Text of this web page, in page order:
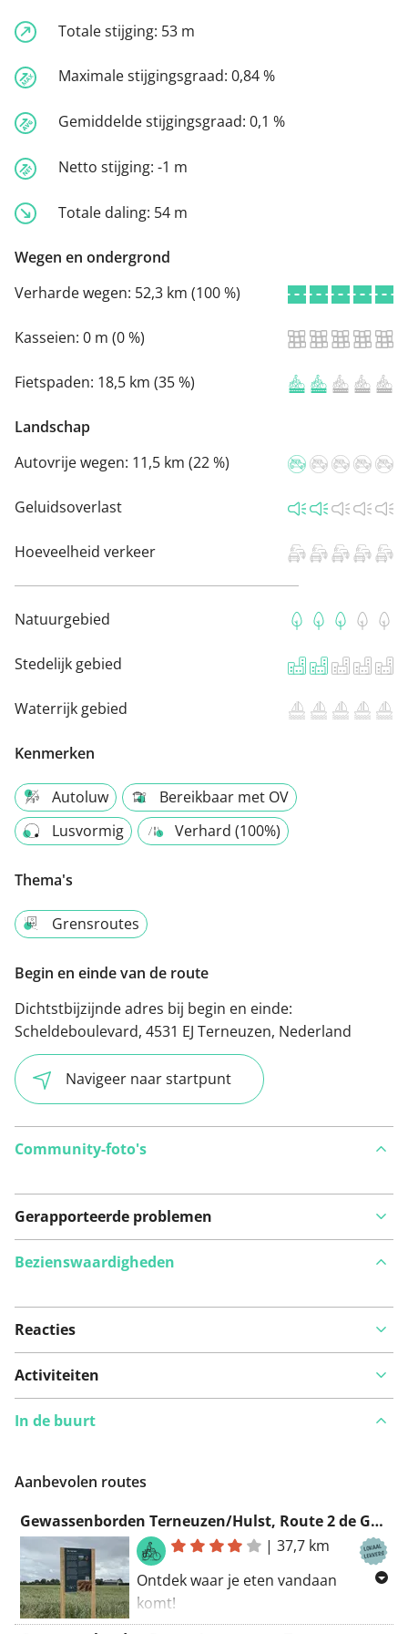
Totale stijging: 53 m
Maximale stijgingsgraad: 0,84 %
Gemiddelde stijgingsgraad: 0,1 %
Netto stijging: -1 m
Totale daling: 54 m
Wegen en ondergrond
Verharde wegen: 52,3 km (100 %)
Kasseien: 0 m (0 %)
Fietspaden: 18,5 km (35 %)
Landschap
Autovrije wegen: 11,5 km (22 %)
Geluidsoverlast
Hoeveelheid verkeer
Natuurgebied
Stedelijk gebied
Waterrijk gebied
Kenmerken
Autoluw
Bereikbaar met OV
Lusvormig
Verhard (100%)
Thema's
Grensroutes
Begin en einde van de route
Dichtstbijzijnde adres bij begin en einde:
Scheldeboulevard, 4531 EJ Terneuzen, Nederland
Navigeer naar startpunt
Community-foto's
Gerapporteerde problemen
Bekijk op kaart
Iets opgevallen op deze route?
Bezienswaardigheden
Reacties
Activiteiten
In de buurt
Aanbevolen routes
Gewassenborden Terneuzen/Hulst, Route 2 de Griete, Vogelwaarde, Terhole en Zaamslag
|37,7 km
Ontdek waar je eten vandaan
komt!